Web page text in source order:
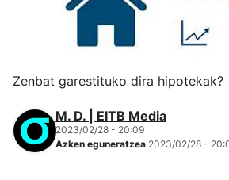
Zenbat garestituko dira hipotekak?
M. D. | EITB Media
2023/02/28 - 20:09
Azken eguneratzea 2023/02/28 -